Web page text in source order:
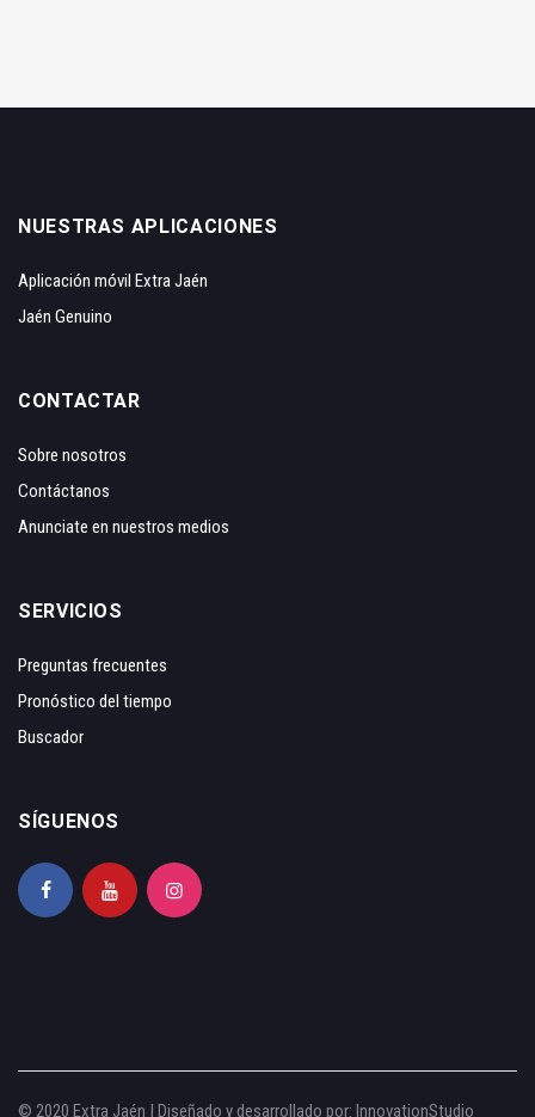
NUESTRAS APLICACIONES
Aplicación móvil Extra Jaén
Jaén Genuino
CONTACTAR
Sobre nosotros
Contáctanos
Anunciate en nuestros medios
SERVICIOS
Preguntas frecuentes
Pronóstico del tiempo
Buscador
SÍGUENOS
© 2020 Extra Jaén | Diseñado y desarrollado por: InnovationStudio